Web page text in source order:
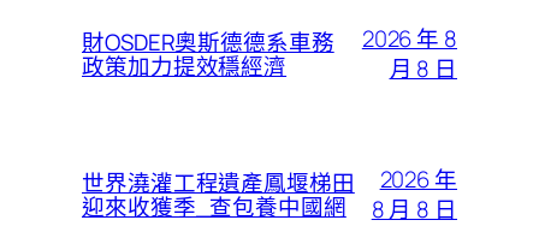
財OSDER奧斯德德系車務
政策加力提效穩經濟
2026 年 8
月 8 日
世界澆灌工程遺產鳳堰梯田
迎來收獲季_查包養中國網
2026 年
8 月 8 日